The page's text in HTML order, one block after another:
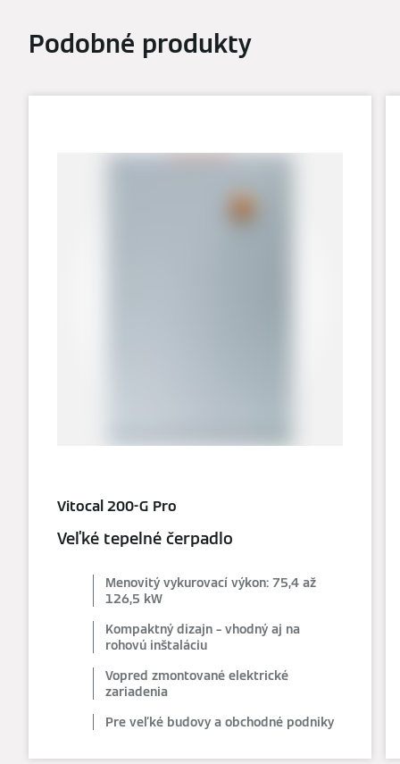
Podobné produkty
Vitocal 200-G Pro
Veľké tepelné čerpadlo
Menovitý vykurovací výkon: 75,4 až
126,5 kW
Kompaktný dizajn – vhodný aj na
rohovú inštaláciu
Vopred zmontované elektrické
zariadenia
Pre veľké budovy a obchodné podniky